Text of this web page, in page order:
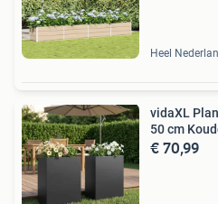
Heel
vidaXL
50 cm
€ 70,99